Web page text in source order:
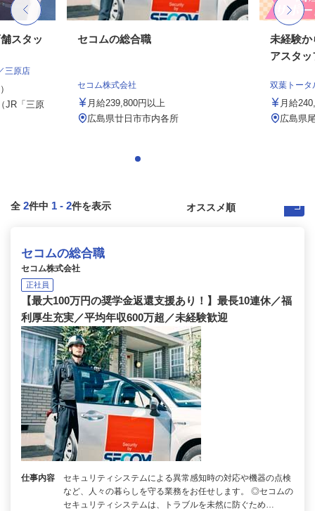
スタッ
三原店
JR「三原
セコムの総合職
セコム株式会社
月給239,800円以上
広島県廿日市市内各所
未経験か
アスタッ
双葉トータ
月給
広島県
全 2件中 1 - 2件を表示
セコムの総合職
セコム株式会社
正社員
【最大100万円の奨学金返還支援あり！】最長10連休／福
利厚生充実／平均年収600万超／未経験歓迎
仕事内容
セキュリティシステムによる異常感知時の対応や機器の点検
など、人々の暮らしを守る業務をお任せします。 ◎セコムの
セキュリティシステムは、トラブルを未然に防ぐため…